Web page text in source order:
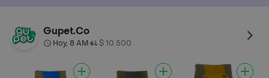
Gupet.Co
Hoy, 8 AM• $ 10.500